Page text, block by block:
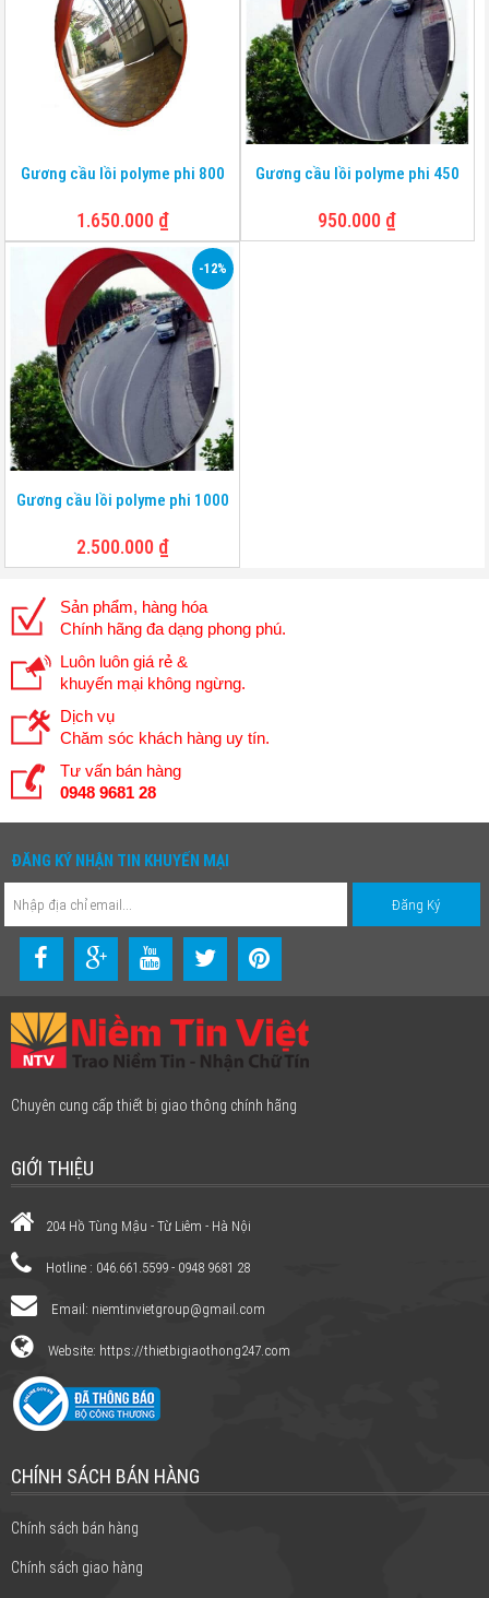
Gương cầu lồi polyme phi 800
1.650.000₫
Gương cầu lồi polyme phi 450
950.000 ₫
-12%
Gương cầu lồi polyme phi 1000
2.500.000₫
Sản phẩm, hàng hóa
Chính hãng đa dạng phong phú.
Luôn luôn giá rẻ &
khuyến mại không ngừng.
Dịch vụ
Chăm sóc khách hàng uy tín.
Tư vấn bán hàng
0948 9681 28
ĐĂNG KÝ NHẬN TIN KHUYẾN MẠI
Chuyên cung cấp thiết bị giao thông chính hãng
GIỚI THIỆU
204 Hồ Tùng Mậu - Từ Liêm - Hà Nội
Hotline : 046.661.5599 - 0948 9681 28
Email: niemtinvietgroup@gmail.com
Website: https://thietbigiaothong247.com
CHÍNH SÁCH BÁN HÀNG
Chính sách bán hàng
Chính sách giao hàng